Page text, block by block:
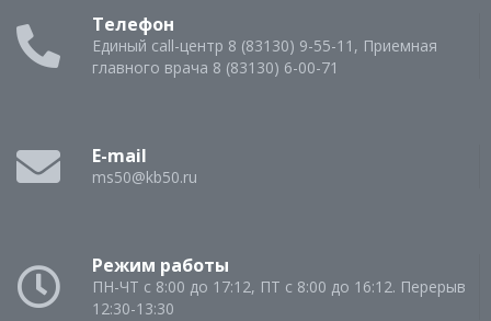
Телефон
Единый call-центр 8 (83130) 9-55-11, Приемная
главного врача 8 (83130) 6-00-71
E-mail
ms50@kb50.ru
Режим работы
ПН-ЧТ с 8:00 до 17:12, ПТ с 8:00 до 16:12. Перерыв
12:30-13:30